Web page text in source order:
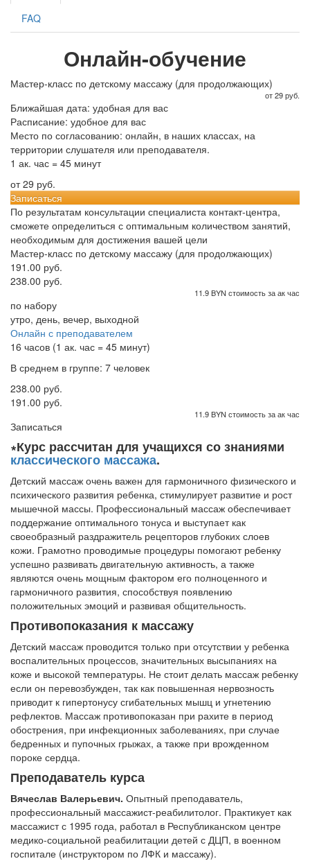
FAQ
Онлайн-обучение
Мастер-класс по детскому массажу (для продолжающих)
от 29 руб.
Ближайшая дата: удобная для вас
Расписание: удобное для вас
Место по согласованию: онлайн, в наших классах, на
территории слушателя или преподавателя.
1 ак. час = 45 минут
от 29 руб.
Записаться
По результатам консультации специалиста контакт-центра,
сможете определиться с оптимальным количеством занятий,
необходимым для достижения вашей цели
Мастер-класс по детскому массажу (для продолжающих)
191.00 руб.
238.00 руб.
11.9 BYN стоимость за ак час
по набору
утро, день, вечер, выходной
Онлайн с преподавателем
16 часов (1 ак. час = 45 минут)
В среднем в группе: 7 человек
238.00 руб.
191.00 руб.
11.9 BYN стоимость за ак час
Записаться
∗Курс рассчитан для учащихся со знаниями
классического массажа.
Детский массаж очень важен для гармоничного физического и
психического развития ребенка, стимулирует развитие и рост
мышечной массы. Профессиональный массаж обеспечивает
поддержание оптимального тонуса и выступает как
своеобразный раздражитель рецепторов глубоких слоев
кожи. Грамотно проводимые процедуры помогают ребенку
успешно развивать двигательную активность, а также
являются очень мощным фактором его полноценного и
гармоничного развития, способствуя появлению
положительных эмоций и развивая общительность.
Противопоказания к массажу
Детский массаж проводится только при отсутствии у ребенка
воспалительных процессов, значительных высыпаниях на
коже и высокой температуры. Не стоит делать массаж ребенку
если он перевозбужден, так как повышенная нервозность
приводит к гипертонусу сгибательных мышц и угнетению
рефлектов. Массаж противопоказан при рахите в период
обострения, при инфекционных заболеваниях, при случае
бедренных и пупочных грыжах, а также при врожденном
пороке сердца.
Преподаватель курса
Вячеслав Валерьевич. Опытный преподаватель,
профессиональный массажист-реабилитолог. Практикует как
массажист с 1995 года, работал в Республиканском центре
медико-социальной реабилитации детей с ДЦП, в военном
госпитале (инструктором по ЛФК и массажу).